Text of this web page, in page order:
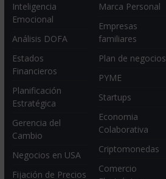
Inteligencia
Emocional
Análisis DOFA
Estados
Financieros
Planificación
Estratégica
Gerencia del
Cambio
Negocios en USA
Fijación de Precios
Marca Personal
Empresas
familiares
Plan de negocios
PYME
Startups
Economia
Colaborativa
Criptomonedas
Comercio